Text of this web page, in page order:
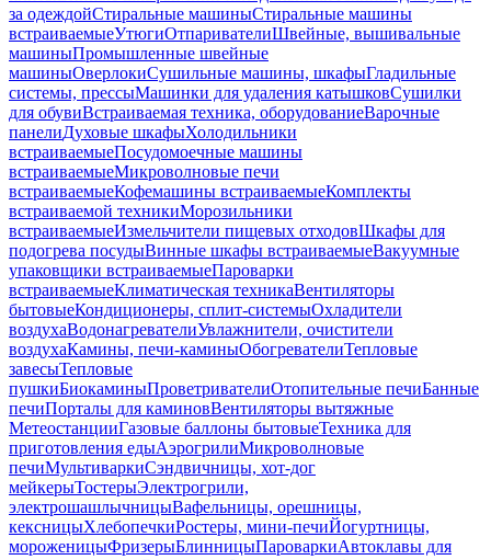
за одеждойСтиральные машиныСтиральные машины
встраиваемыеУтюгиОтпаривателиШвейные, вышивальные
машиныПромышленные швейные
машиныОверлокиСушильные машины, шкафыГладильные
системы, прессыМашинки для удаления катышковСушилки
для обувиВстраиваемая техника, оборудованиеВарочные
панелиДуховые шкафыХолодильники
встраиваемыеПосудомоечные машины
встраиваемыеМикроволновые печи
встраиваемыеКофемашины встраиваемыеКомплекты
встраиваемой техникиМорозильники
встраиваемыеИзмельчители пищевых отходовШкафы для
подогрева посудыВинные шкафы встраиваемыеВакуумные
упаковщики встраиваемыеПароварки
встраиваемыеКлиматическая техникаВентиляторы
бытовыеКондиционеры, сплит-системыОхладители
воздухаВодонагревателиУвлажнители, очистители
воздухаКамины, печи-каминыОбогревателиТепловые
завесыТепловые
пушкиБиокаминыПроветривателиОтопительные печиБанные
печиПорталы для каминовВентиляторы вытяжные
МетеостанцииГазовые баллоны бытовыеТехника для
приготовления едыАэрогрилиМикроволновые
печиМультиваркиСэндвичницы, хот-дог
мейкерыТостерыЭлектрогрили,
электрошашлычницыВафельницы, орешницы,
кексницыХлебопечкиРостеры, мини-печиЙогуртницы,
мороженицыФризерыБлинницыПароваркиАвтоклавы для